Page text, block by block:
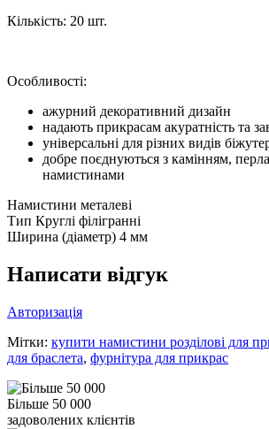
Кількість: 20 шт.
Особливості:
ажурний декоративний дизайн
надають прикрасам акуратність та
універсальні для різних видів
добре поєднуються з камінням,
намистинами
Намистини металеві
Тип Круглі філігранні
Ширина (діаметр) 4 мм
Написати відгук
Авторизація
Мітки: купити намистини розділові для
для браслета, фурнітура для прикрас
Більше 50 000
задоволених клієнтів